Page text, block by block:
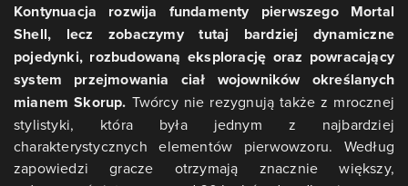
Kontynuacja rozwija fundamenty pierwszego Mortal
Shell, lecz zobaczymy tutaj bardziej dynamiczne
pojedynki, rozbudowaną eksplorację oraz powracający
system przejmowania ciał wojowników określanych
mianem Skorup. Twórcy nie rezygnują także z mrocznej
stylistyki, która była jednym z najbardziej
charakterystycznych elementów pierwowzoru. Według
zapowiedzi gracze otrzymają znacznie większy,